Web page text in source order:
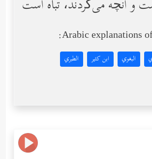
Arabic explanations
البغوي ابن كثير الطبري